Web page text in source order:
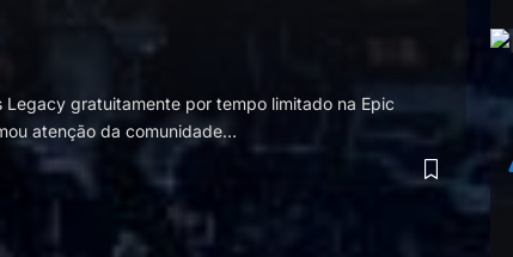
gratuitamente por tempo limitado na Epic
atenção da comunidade…